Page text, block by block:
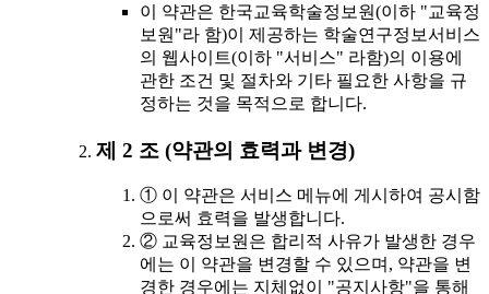
이 약관은 한국교육학술정보원(이하 "교육정
보원"라 함)이 제공하는 학술연구정보서비스
의 웹사이트(이하 "서비스" 라함)의 이용에
관한 조건 및 절차와 기타 필요한 사항을 규
정하는 것을 목적으로 합니다.
제 2 조 (약관의 효력과 변경)
① 이 약관은 서비스 메뉴에 게시하여 공시함
으로써 효력을 발생합니다.
② 교육정보원은 합리적 사유가 발생한 경우
에는 이 약관을 변경할 수 있으며, 약관을 변
경한 경우에는 지체없이 "공지사항"을 통해